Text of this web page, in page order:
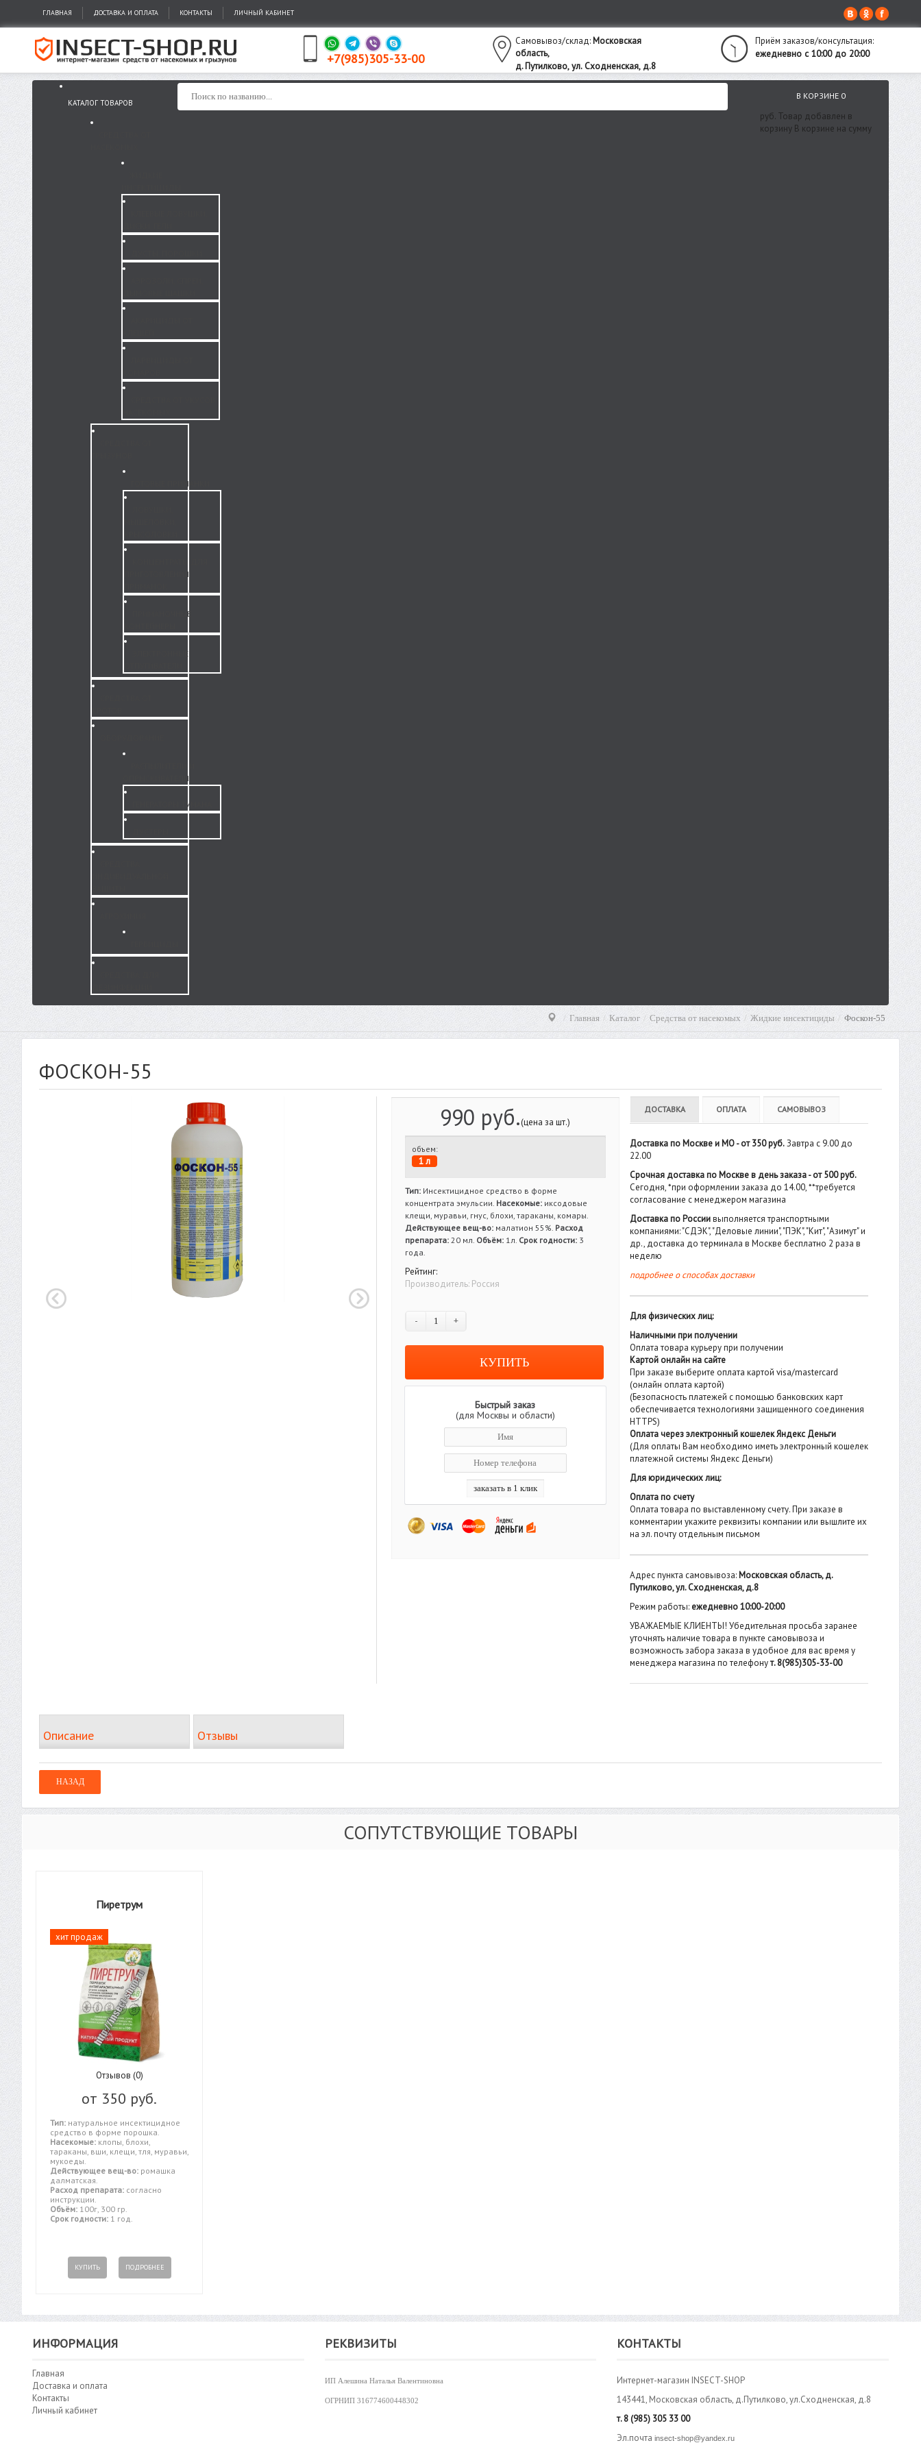
ГЛАВНАЯ ДОСТАВКА И ОПЛАТА КОНТАКТЫ ЛИЧНЫЙ КАБИНЕТ
Самовывоз/склад: Московская
область,
д. Путилково,ул. Сходненская, д.8
+7(985)305-33-00
Приём заказов/консультация:
ежедневно с 10:00 до 20:00
В КОРЗИНЕ0
руб. Товар добавлен в
корзину В корзине на сумму
КАТАЛОГ ТОВАРОВ
ГОТОВЫЕ ПРИМАНКИ
ПРИГОТОВЛЕНИЯ
ПРИМАНОЧНЫЕ
ЭЛЕКТРОННЫЕ
ОПРЫСКИВАТЕЛИ
ГЕНЕРАТОРЫ ТУМАНА
Главная Каталог Средства от насекомых Жидкие инсектициды Фоскон-55
ФОСКОН-55
990 руб.(цена за шт.)
объем:
1 л
Тип: Инсектицидное средство в форме
концентрата эмульсии. Насекомые: иксодовые
клещи, муравьи, гнус, блохи, тараканы, комары.
Действующее вещ-во: малатион 55%. Расход
препарата: 20 мл. Объём: 1л. Срок годности: 3
года.
Рейтинг:
Производитель: Россия
- +
Быстрый заказ
(для Москвы и области)
ДОСТАВКА ОПЛАТА САМОВЫВОЗ
Доставка по Москве и МО - от 350 руб.Завтра с 9.00 до
22.00
Срочная доставка по Москве в день заказа - от 500 руб.
Сегодня, *при оформлении заказа до 14.00, **требуется
согласование с менеджером магазина
Доставка по Россиивыполняется транспортными
компаниями: "СДЭК", "Деловые линии", "ПЭК", "Кит", "Азимут" и
др., доставка до терминала в Москве бесплатно 2 раза в
неделю
подробнее о способах доставки
Для физических лиц:
Наличными при получении
Оплата товара курьеру при получении
Картой онлайн на сайте
При заказе выберите оплата картой visa/mastercard
(онлайн оплата картой)
(Безопасность платежей с помощью банковских карт
обеспечивается технологиями защищенного соединения
HTTPS)
Оплата через электронный кошелек Яндекс Деньги
(Для оплаты Вам необходимо иметь электронный кошелек
платежной системы Яндекс Деньги)
Для юридических лиц:
Оплата по счету
Оплата товара по выставленному счету. При заказе в
комментарии укажите реквизиты компании или вышлите их
на эл. почту отдельным письмом
Адрес пункта самовывоза: Московская область, д.
Путилково, ул. Сходненская, д.8
Режим работы: ежедневно 10:00-20:00
УВАЖАЕМЫЕ КЛИЕНТЫ! Убедительная просьба заранее
уточнять наличие товара в пункте самовывоза и
возможность забора заказа в удобное для вас время у
менеджера магазина по телефонут. 8(985)305-33-00
Описание Отзывы
СОПУТСТВУЮЩИЕ ТОВАРЫ
Пиретрум
хит продаж
Отзывов (0)
от 350 руб.
Тип: натуральное инсектицидное
средство в форме порошка.
Насекомые: клопы, блохи,
тараканы, вши, клещи, тля, муравьи,
мукоеды.
Действующее вещ-во: ромашка
далматская.
Расход препарата: согласно
инструкции.
Объём: 100г, 300 гр.
Срок годности: 1 год.
КУПИТЬ ПОДРОБНЕЕ
ИНФОРМАЦИЯ
Главная
Доставка и оплата
Контакты
Личный кабинет
РЕКВИЗИТЫ
ИП Алешина Наталья Валентиновна
ОГРНИП 316774600448302
КОНТАКТЫ
Интернет-магазин INSECT-SHOP
143441, Московская область, д.Путилково, ул.Сходненская, д.8
т.8 (985) 305 33 00
Эл.почтаinsect-shop@yandex.ru